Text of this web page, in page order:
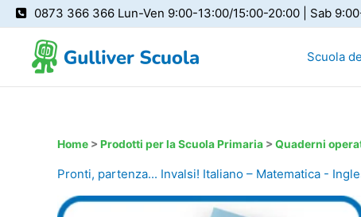
al
contenuto
0873 366 366 Lun-Ven 9:00-13:00/15:00-20:00 | Sab
Scuola
Home > Prodotti per la Scuola Primaria > Quaderni
Pronti, partenza... Invalsi! Italiano – Matematica -